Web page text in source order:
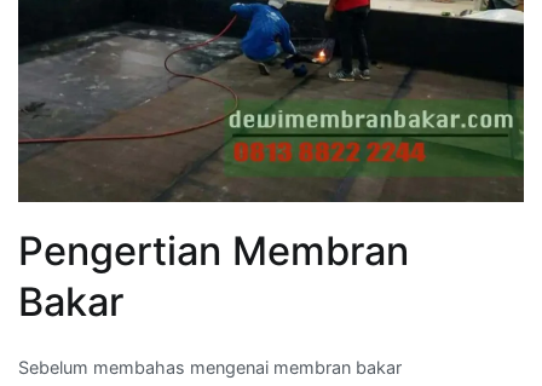
Pengertian Membran
Bakar
Sebelum membahas mengenai membran bakar